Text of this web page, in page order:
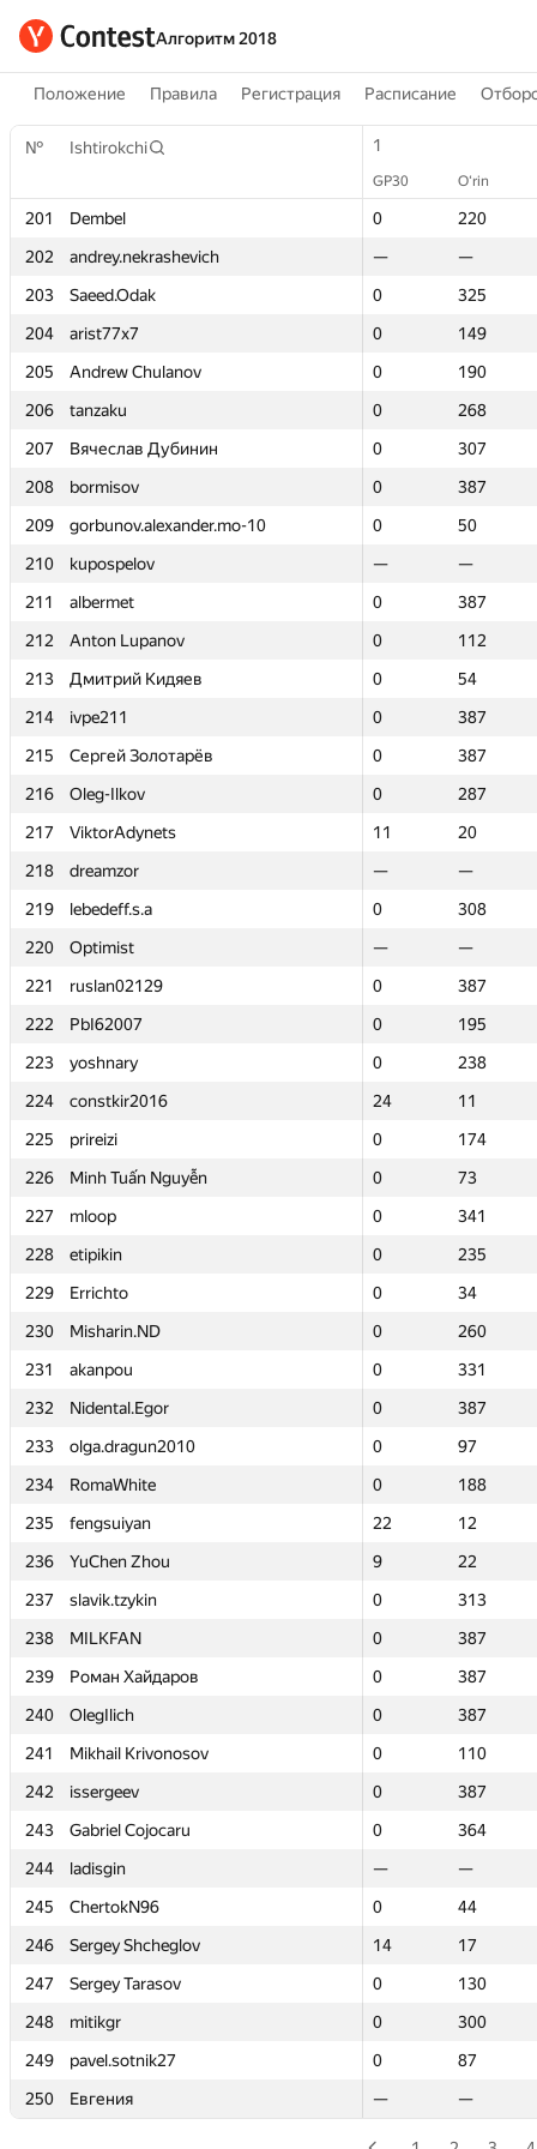
Алгоритм 2018
Положение Правила Регистрация Расписание
№ Ishtirokchi 1
GP30 O‘rin
201 Dembel 0
220
202
andrey.nekrashevich —
—
203
Saeed.Odak 0
325
204
arist77x7 0
149
205
Andrew Chulanov 0
190
206
tanzaku 0
268
207
Вячеслав Дубинин 0
307
208
bormisov 0
387
209
gorbunov.alexander.mo-10 0
50
210
kupospelov —
—
211
albermet 0
387
212
Anton Lupanov 0
112
213
Дмитрий Кидяев 0
54
214
ivpe211 0
387
215
Сергей Золотарёв 0
387
216
Oleg-Ilkov 0
287
217
ViktorAdynets 11
20
218
dreamzor —
—
219
lebedeff.s.a 0
308
220
Optimist —
—
221
ruslan02129 0
387
222
PbI62007 0
195
223
yoshnary 0
238
224
constkir2016 24
11
225
prireizi 0
174
226
Minh Tuấn Nguyễn 0
73
227
mloop 0
341
228
etipikin 0
235
229
Errichto 0
34
230
Misharin.ND 0
260
231
akanpou 0
331
232
Nidental.Egor 0
387
233
olga.dragun2010 0
97
234
RomaWhite 0
188
235
fengsuiyan 22
12
236
YuChen Zhou 9
22
237
slavik.tzykin 0
313
238
MILKFAN 0
387
239
Роман Хайдаров 0
387
240
OlegIlich 0
387
241
Mikhail Krivonosov 0
110
242
issergeev 0
387
243
Gabriel Cojocaru 0
364
244
ladisgin —
—
245
ChertokN96 0
44
246
Sergey Shcheglov 14
17
247
Sergey Tarasov 0
130
248
mitikgr 0
300
249
pavel.sotnik27 0
87
250
Евгения — —
№ Ishtirokchi 1
GP30 O‘rin
201 Dembel 0
220
202
andrey.nekrashevich —
—
203
Saeed.Odak 0
325
204
arist77x7 0
149
205
Andrew Chulanov 0
190
206
tanzaku 0
268
207
Вячеслав Дубинин 0
307
208
bormisov 0
387
209
gorbunov.alexander.mo-10 0
50
210
kupospelov —
—
211
albermet 0
387
212
Anton Lupanov 0
112
213
Дмитрий Кидяев 0
54
214
ivpe211 0
387
215
Сергей Золотарёв 0
387
216
Oleg-Ilkov 0
287
217
ViktorAdynets 11
20
218
dreamzor —
—
219
lebedeff.s.a 0
308
220
Optimist —
—
221
ruslan02129 0
387
222
PbI62007 0
195
223
yoshnary 0
238
224
constkir2016 24
11
225
prireizi 0
174
226
Minh Tuấn Nguyễn 0
73
227
mloop 0
341
228
etipikin 0
235
229
Errichto 0
34
230
Misharin.ND 0
260
231
akanpou 0
331
232
Nidental.Egor 0
387
233
olga.dragun2010 0
97
234
RomaWhite 0
188
235
fengsuiyan 22
12
236
YuChen Zhou 9
22
237
slavik.tzykin 0
313
238
MILKFAN 0
387
239
Роман Хайдаров 0
387
240
OlegIlich 0
387
241
Mikhail Krivonosov 0
110
242
issergeev 0
387
243
Gabriel Cojocaru 0
364
244
ladisgin —
—
245
ChertokN96 0
44
246
Sergey Shcheglov 14
17
247
Sergey Tarasov 0
130
248
mitikgr 0
300
249
pavel.sotnik27 0
87
250
Евгения — —